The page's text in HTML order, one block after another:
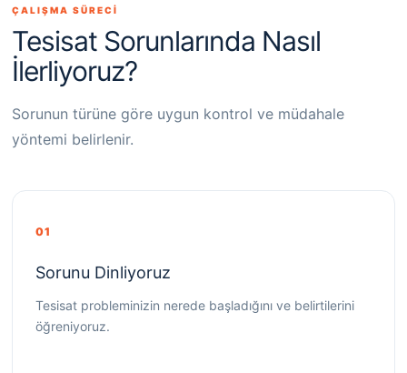
ÇALIŞMA SÜRECİ
Tesisat Sorunlarında Nasıl
İlerliyoruz?
Sorunun türüne göre uygun kontrol ve müdahale
yöntemi belirlenir.
01
Sorunu Dinliyoruz
Tesisat probleminizin nerede başladığını ve belirtilerini
öğreniyoruz.